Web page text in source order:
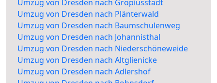
Umzug von Dresden nach Gropiusstadt
Umzug von Dresden nach Plänterwald
Umzug von Dresden nach Baumschulenweg
Umzug von Dresden nach Johannisthal
Umzug von Dresden nach Niederschöneweide
Umzug von Dresden nach Altglienicke
Umzug von Dresden nach Adlershof